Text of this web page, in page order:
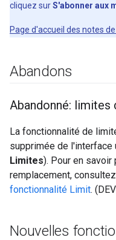
cliquez surS'abonner aux
Page d'accueil des notes
Abandons
Abandonné:
La fonctionnalité de
supprimée de
Limites). Pour en
remplacement,
fonctionnalité Limit.
Nouvelles